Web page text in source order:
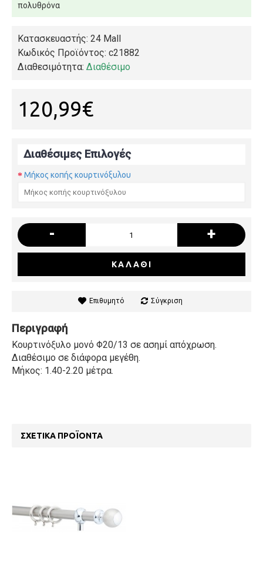
πολυθρόνα
Κατασκευαστής: 24 Mall
Κωδικός Προϊόντος: c21882
Διαθεσιμότητα: Διαθέσιμο
120,99€
Διαθέσιμες Επιλογές
Μήκος κοπής κουρτινόξυλου
- +
ΚΑΛΆΘΙ
Επιθυμητό Σύγκριση
Περιγραφή
Κουρτινόξυλο μονό Φ20/13 σε ασημί απόχρωση.
Διαθέσιμο σε διάφορα μεγέθη.
Μήκος: 1.40-2.20 μέτρα.
ΣΧΕΤΙΚΆ ΠΡΟΪΌΝΤΑ